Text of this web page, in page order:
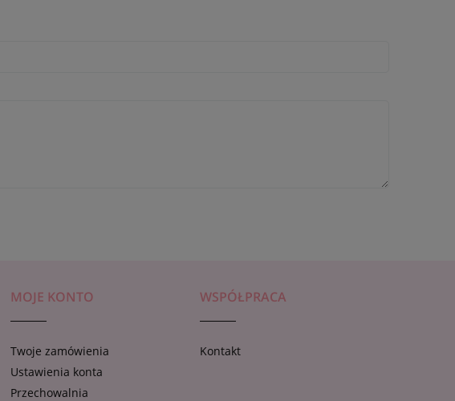
MOJE KONTO
Twoje zamówienia
Ustawienia konta
Przechowalnia
WSPÓŁPRACA
Kontakt